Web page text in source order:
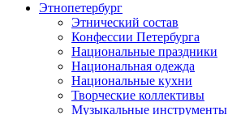
Этнопетербург
Этнический состав
Конфессии Петербурга
Национальные праздники
Национальная одежда
Национальные кухни
Творческие коллективы
Музыкальные инструменты